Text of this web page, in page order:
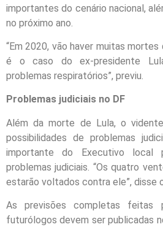
importantes do cenário nacional,
no próximo ano.
“Em 2020, vão haver muitas
é o caso do ex-presidente
problemas respiratórios”, previu.
Problemas judiciais no DF
Além da morte de Lula, o
possibilidades de problemas
importante do Executivo local
problemas judiciais. “Os quatro
estarão voltados contra ele”, disse
As previsões completas feitas
futurólogos devem ser publicadas